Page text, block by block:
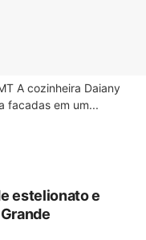
A cozinheira Daiany
facadas em um...
estelionato e